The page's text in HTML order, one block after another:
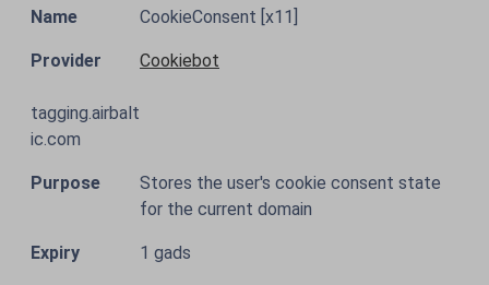
CookieConsent [x11]
Cookiebot
tagging.airbalt
ic.com
Stores the user's cookie consent state
for the current domain
1 gads